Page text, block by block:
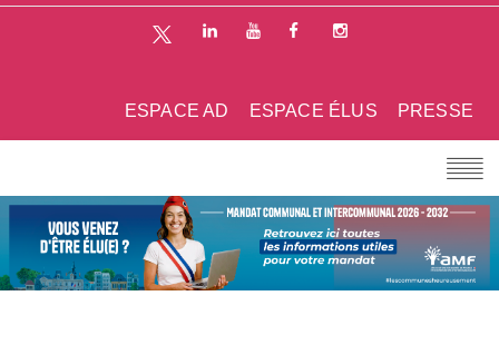
PRESSE
ESPACE ÉLUS
ESPACE AD